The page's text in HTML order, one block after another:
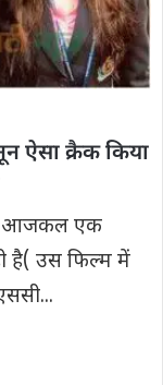
ऐसा क्रैक किया
आजकल एक
है( उस फिल्म में